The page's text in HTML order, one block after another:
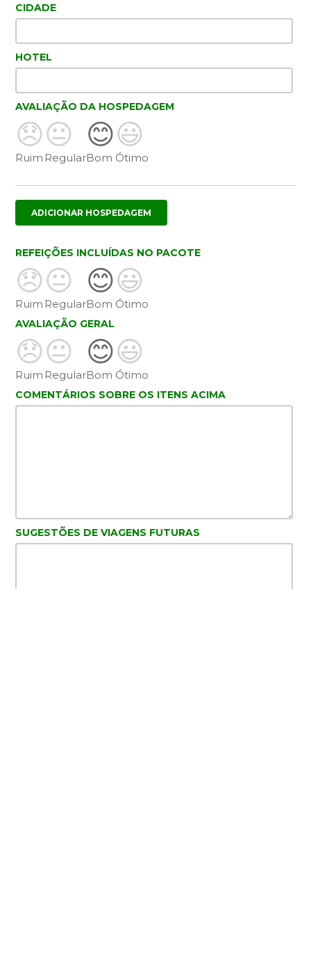
CIDADE
HOTEL
AVALIAÇÃO DA HOSPEDAGEM
😞
Ruim
😐
Regular
😊
Bom
😃
Ótimo
ADICIONAR HOSPEDAGEM
REFEIÇÕES INCLUÍDAS NO PACOTE
😞
Ruim
😐
Regular
😊
Bom
😃
Ótimo
AVALIAÇÃO GERAL
😞
Ruim
😐
Regular
😊
Bom
😃
Ótimo
COMENTÁRIOS SOBRE OS ITENS ACIMA
SUGESTÕES DE VIAGENS FUTURAS